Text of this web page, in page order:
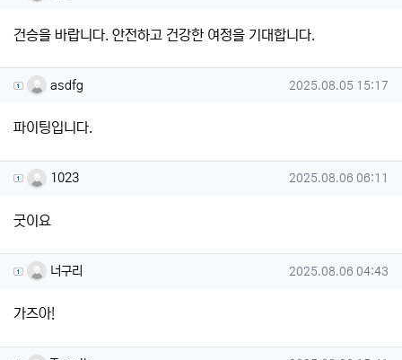
건승을 바랍니다. 안전하고 건강한 여정을 기대합니다.
asdfg님의 댓글
asdfg 작성일
2025.08.05 15:17
파이팅입니다.
1023님의 댓글
1023 작성일
2025.08.06 06:11
굿이요
너구리님의 댓글
너구리 작성일
2025.08.06 04:43
가즈아!